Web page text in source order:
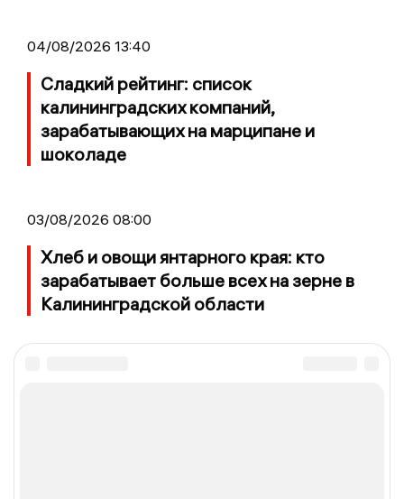
04/08/2026 13:40
Сладкий рейтинг: список
калининградских компаний,
зарабатывающих на марципане и
шоколаде
03/08/2026 08:00
Хлеб и овощи янтарного края: кто
зарабатывает больше всех на зерне в
Калининградской области